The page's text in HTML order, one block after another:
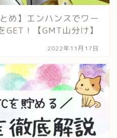
め】エンハンスでワー
！【GMT山分け】
2022年11月17日